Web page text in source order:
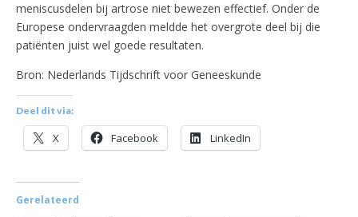
meniscusdelen bij artrose niet bewezen effectief. Onder de
Europese ondervraagden meldde het overgrote deel bij die
patiënten juist wel goede resultaten.
Bron: Nederlands Tijdschrift voor Geneeskunde
Deel dit via:
X Facebook LinkedIn
Gerelateerd